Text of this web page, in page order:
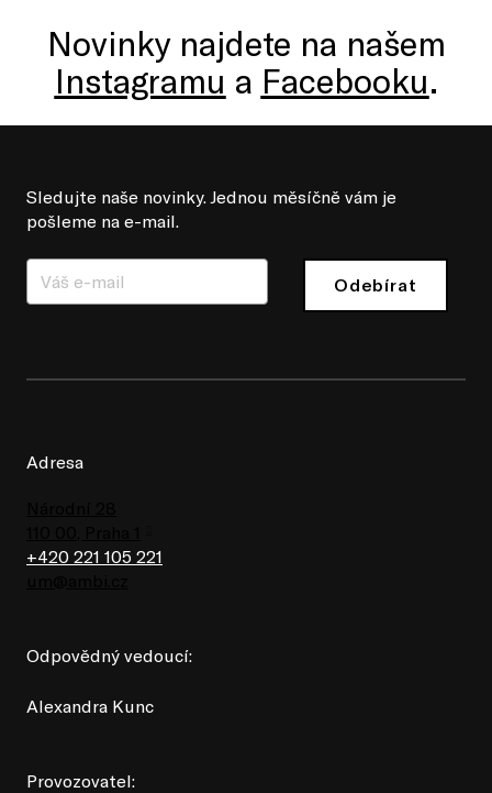
Novinky najdete na našem
Instagramu a Facebooku.
Sledujte naše novinky. Jednou měsíčně vám je
pošleme na e-mail.
Odebírat
Adresa
+420 221 105 221
Odpovědný vedoucí:
Alexandra Kunc
Provozovatel: